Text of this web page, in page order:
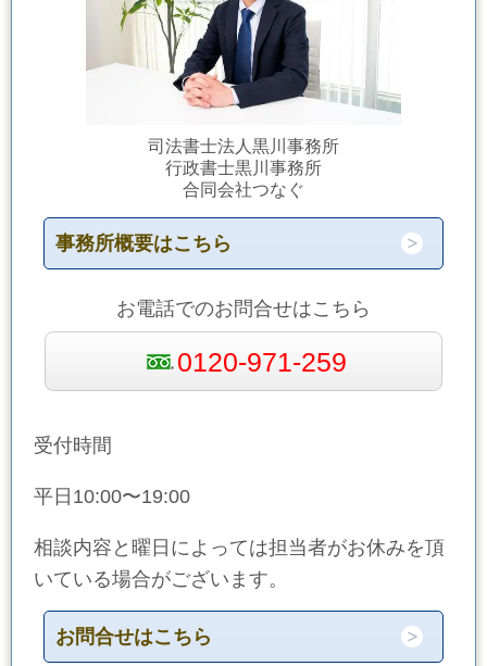
司法書士法人黒川事務所
行政書士黒川事務所
合同会社つなぐ
事務所概要はこちら
お電話でのお問合せはこちら
0120-971-259
受付時間
平日10:00〜19:00
相談内容と曜日によっては担当者がお休みを頂
いている場合がございます。
お問合せはこちら